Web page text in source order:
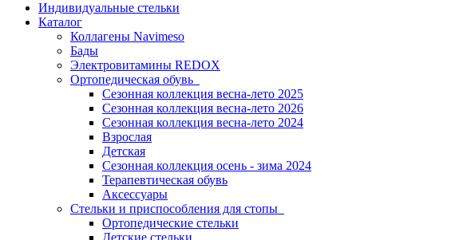
Индивидуальные стельки
Каталог
Коллагены Navimeso
Бады
Электровитамины REDOX
Ортопедическая обувь
Сезонная коллекция весна-лето 2025
Сезонная коллекция весна-лето 2026
Сезонная коллекция весна-лето 2024
Взрослая
Детская
Сезонная коллекция осень - зима 2024
Терапевтическая обувь
Аксессуары
Стельки и приспособления для стопы
Ортопедические стельки
Детские стельки